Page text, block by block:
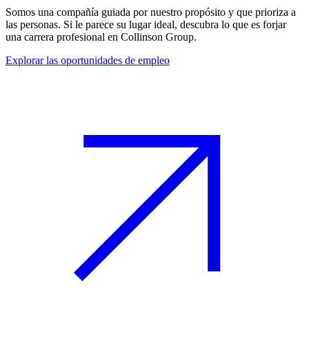
Somos una compañía guiada por nuestro propósito y que prioriza a
las personas. Si le parece su lugar ideal, descubra lo que es forjar
una carrera profesional en Collinson Group.
Explorar las oportunidades de empleo